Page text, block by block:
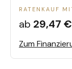
RATENKAUF
ab 29,47 €
Zum